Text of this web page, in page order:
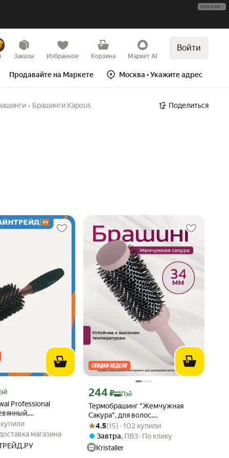
Заказы Избранное Корзина Маркет AI
Войти
Продавайте на Маркете Москва • Укажите адрес
РЕКЛАМА
• Брашинги Kapous Поделиться
Professional
с мягкой
65 мм
Пэй 1144 ₽ вместо
4.0 из 5
купили
купили
доставка магазина
Термобрашинг "Жемчужная
Сакура", для волос,
антистатический, продувной,
диаметр 34мм
Цена с картой Яндекс Пэй 244 ₽ вместо
244 ₽ Пэй
Рейтинг товара: 4.5 из 5
Оценок: (15) · 102 купили
4.5(15) · 102 купили
Завтра, ПВЗ По клику
Kristaller